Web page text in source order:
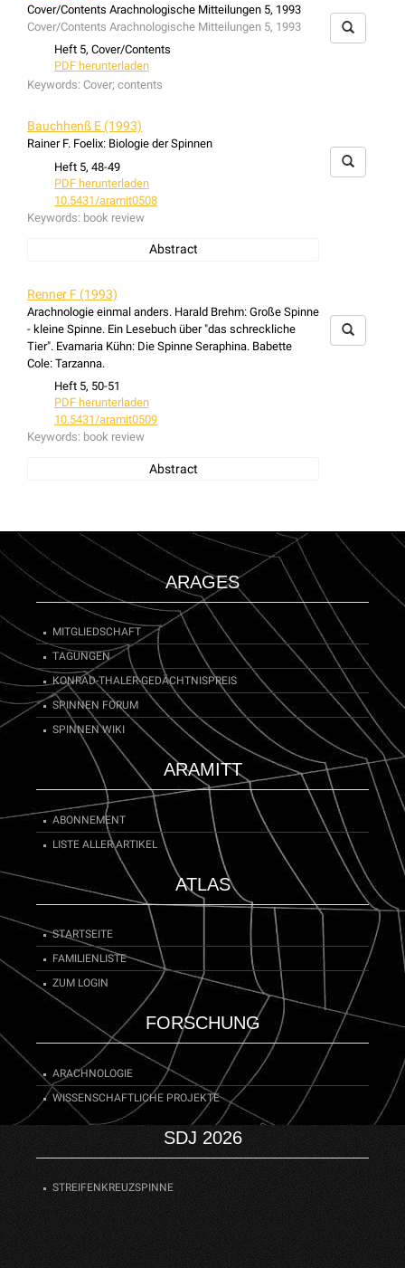
Cover/Contents Arachnologische Mitteilungen 5, 1993
Cover/Contents Arachnologische Mitteilungen 5, 1993
Heft 5, Cover/Contents
PDF herunterladen
Keywords: Cover; contents
Bauchhenß E (1993)
Rainer F. Foelix: Biologie der Spinnen
Heft 5, 48-49
PDF herunterladen
10.5431/aramit0508
Keywords: book review
Abstract
Renner F (1993)
Arachnologie einmal anders. Harald Brehm: Große Spinne
- kleine Spinne. Ein Lesebuch über "das schreckliche
Tier". Evamaria Kühn: Die Spinne Seraphina. Babette
Cole: Tarzanna.
Heft 5, 50-51
PDF herunterladen
10.5431/aramit0509
Keywords: book review
Abstract
Babette Cole: Tarzanna.
ARAGES
MITGLIEDSCHAFT
TAGUNGEN
KONRAD-THALER-GEDÄCHTNISPREIS
SPINNEN FORUM
SPINNEN WIKI
ARAMITT
ABONNEMENT
LISTE ALLER ARTIKEL
ATLAS
STARTSEITE
FAMILIENLISTE
ZUM LOGIN
FORSCHUNG
ARACHNOLOGIE
WISSENSCHAFTLICHE PROJEKTE
SDJ 2026
STREIFENKREUZSPINNE